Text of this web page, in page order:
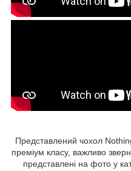
Представлений чохол
преміум класу, важливо
представлені на фото у